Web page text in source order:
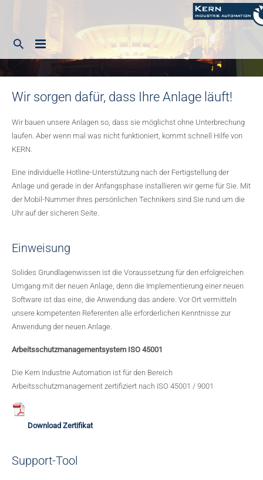
Unternehmen
Schwerpunkt
Systeme
Service
Historie
Soziales Engagement
Leistungsspektrum
Abwasser- und kommunale Anlagen
Prüfanlagen
Scheren, Zerteilen, Sägen
Sekundärmetallurgie
Verfahrenstechnische Anlagen
Bandbeizen
Drahtbeizanlagen
Offene Stellen
Kontakt
Deutsch
Wir sorgen dafür, dass Ihre Anlage läuft!
Wir bauen unsere Anlagen so, dass sie möglichst ohne Unterbrechung
laufen. Aber wenn mal was nicht funktioniert, kommt schnell Hilfe von
KERN.
Eine individuelle Hotline-Unterstützung nach der Fertigstellung der
Anlage und gerade in der Anfangsphase installieren wir gerne für Sie. Mit
der Mobil-Nummer Ihres persönlichen Technikers sind Sie rund um die
Uhr auf der sicheren Seite.
Einweisung
Solides Grundlagenwissen ist die Voraussetzung für den erfolgreichen
Umgang mit der neuen Anlage, denn die Implementierung einer neuen
Software ist das eine, die Anwendung das andere. Vor Ort vermitteln
unsere kompetenten Referenten alle erforderlichen Kenntnisse zur
Anwendung der neuen Anlage.
Arbeitsschutzmanagementsystem ISO 45001
Die Kern Industrie Automation ist für den Bereich
Arbeitsschutzmanagement zertifiziert nach ISO 45001 / 9001
Download Zertifikat
Support-Tool